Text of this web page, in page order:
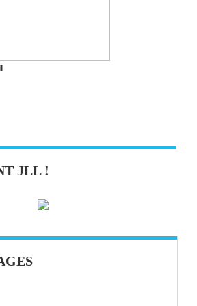
JLL !